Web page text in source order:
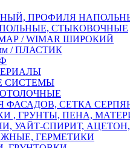
ПРОФИЛЯ
СТЫКОВОЧНЫЕ
/ WIMAR ШИРОКИЙ
/ ПЛАСТИК
СИСТЕМЫ
ФАСАДОВ, СЕТКА
, ГРУНТЫ, ПЕНА,
УАЙТ-СПИРИТ,
ГЕРМЕТИКИ